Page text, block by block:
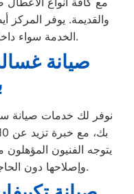
والقديمة. يوفر
الخدمة سواء داخل المركز أو في منزل العميل.
صيانة
نوفر لك خدمات صيانة
يتوجه الفنيون
وإصلاحها دون الحاجة إلى سحب الجهاز إلى التوكيل.